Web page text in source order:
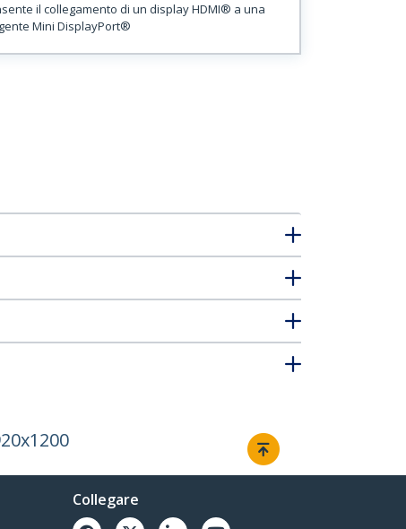
il collegamento di un display HDMI® a una
Mini DisplayPort®
Collegare